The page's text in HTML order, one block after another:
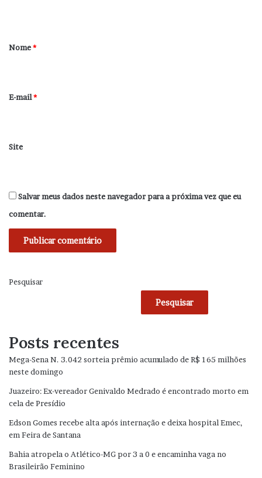
r
*
Nome*
E-mail*
Site
Salvar meus dados neste navegador para a próxima vez que eu
comentar.
Pesquisar
Pesquisar
Posts recentes
Mega-Sena N. 3.042 sorteia prêmio acumulado de R$ 165 milhões
neste domingo
Juazeiro: Ex-vereador Genivaldo Medrado é encontrado morto em
cela de Presídio
Edson Gomes recebe alta após internação e deixa hospital Emec,
em Feira de Santana
Bahia atropela o Atlético-MG por 3 a 0 e encaminha vaga no
Brasileirão Feminino